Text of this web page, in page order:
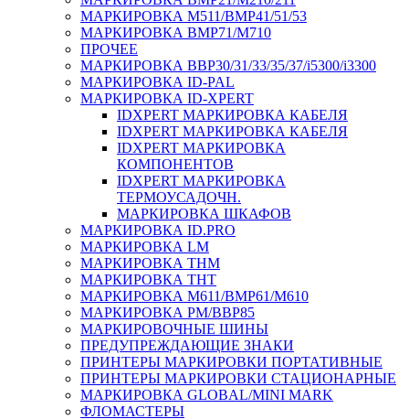
МАРКИРОВКА M511/BMP41/51/53
МАРКИРОВКА BMP71/M710
ПРОЧЕЕ
МАРКИРОВКА BBP30/31/33/35/37/i5300/i3300
МАРКИРОВКА ID-PAL
МАРКИРОВКА ID-XPERT
IDXPERT МАРКИРОВКА КАБЕЛЯ
IDXPERT МАРКИРОВКА КАБЕЛЯ
IDXPERT МАРКИРОВКА
КОМПОНЕНТОВ
IDXPERT МАРКИРОВКА
ТЕРМОУСАДОЧН.
МАРКИРОВКА ШКАФОВ
МАРКИРОВКА ID.PRO
МАРКИРОВКА LM
МАРКИРОВКА THM
МАРКИРОВКА THT
МАРКИРОВКА M611/BMP61/M610
МАРКИРОВКА PM/BBP85
МАРКИРОВОЧНЫЕ ШИНЫ
ПРЕДУПРЕЖДАЮЩИЕ ЗНАКИ
ПРИНТЕРЫ МАРКИРОВКИ ПОРТАТИВНЫЕ
ПРИНТЕРЫ МАРКИРОВКИ СТАЦИОНАРНЫЕ
МАРКИРОВКА GLOBAL/MINI MARK
ФЛОМАСТЕРЫ